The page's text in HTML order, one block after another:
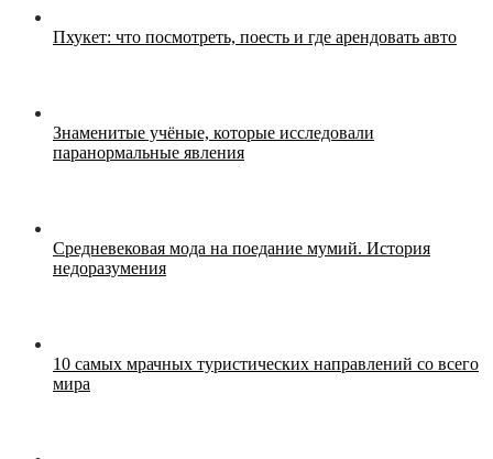
Пхукет: что посмотреть, поесть и где арендовать авто
Знаменитые учёные, которые исследовали
паранормальные явления
Средневековая мода на поедание мумий. История
недоразумения
10 самых мрачных туристических направлений со всего
мира